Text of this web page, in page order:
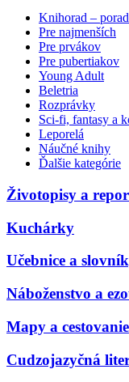
Knihorad –
Pre najmenších
Pre prvákov
Pre pubertiakov
Young Adult
Beletria
Rozprávky
Sci-fi, fantasy a
Leporelá
Náučné knihy
Ďalšie kategórie
Životopisy a
Kuchárky
Učebnice a
Náboženstvo a
Mapy a cestovanie
Cudzojazyčná